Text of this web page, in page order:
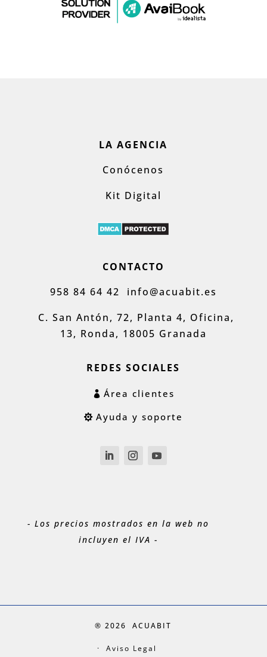
LA AGENCIA
Conócenos
Kit Digital
CONTACTO
958 84 64 42 info@acuabit.es
C. San Antón, 72, Planta 4, Oficina,
13, Ronda, 18005 Granada
REDES SOCIALES
Área clientes
Ayuda y soporte
- Los precios mostrados en la web no
incluyen el IVA -
® 2026ACUABIT
Aviso Legal